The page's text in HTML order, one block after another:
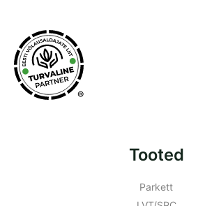
®
Tooted
Parkett